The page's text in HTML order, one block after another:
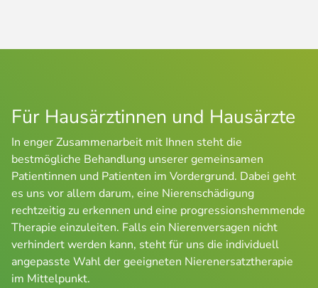
Für Hausärztinnen und Hausärzte
In enger Zusammenarbeit mit Ihnen steht die
bestmögliche Behandlung unserer gemeinsamen
Patientinnen und Patienten im Vordergrund. Dabei geht
es uns vor allem darum, eine Nierenschädigung
rechtzeitig zu erkennen und eine progressionshemmende
Therapie einzuleiten. Falls ein Nierenversagen nicht
verhindert werden kann, steht für uns die individuell
angepasste Wahl der geeigneten Nierenersatztherapie
im Mittelpunkt.